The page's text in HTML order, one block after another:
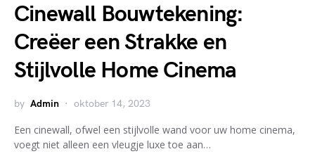
Cinewall Bouwtekening:
Creëer een Strakke en
Stijlvolle Home Cinema
by Admin oktober 14, 2023
Een cinewall, ofwel een stijlvolle wand voor uw home cinema,
voegt niet alleen een vleugje luxe toe aan…